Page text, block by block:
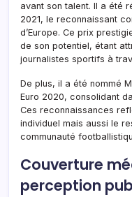
avant son talent. Il a été
2021, le reconnaissant
d’Europe. Ce prix
de son potentiel, étant
journalistes sportifs à
De plus, il a été nommé
Euro 2020, consolidant
Ces reconnaissances
individuel mais aussi le
communauté
Couverture
perception